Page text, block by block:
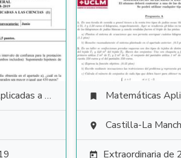
Sociales  Matemáticas Aplicadas a las
 Castilla-La
 Extraordinaria de